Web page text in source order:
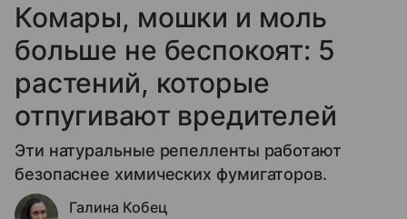
Комары, мошки и моль
больше не беспокоят: 5
растений, которые
отпугивают вредителей
Эти натуральные репелленты работают
безопаснее химических фумигаторов.
Галина Кобец